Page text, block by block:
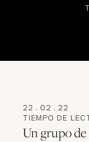
22 . 02 . 22
TIEMPO DE
Un grupo